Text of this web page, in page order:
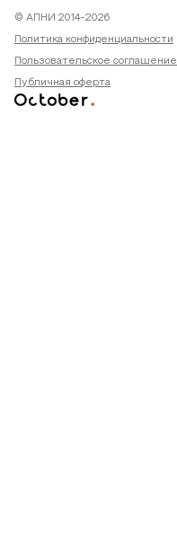
© АПНИ 2014-2026
Политика конфиденциальности
Пользовательское соглашение
Публичная оферта